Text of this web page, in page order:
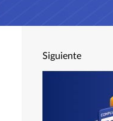
Siguiente